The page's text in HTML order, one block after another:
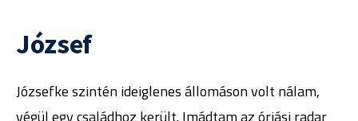
József
Józsefke szintén ideiglenes állomáson volt nálam,
végül egy családhoz került. Imádtam az óriási radar